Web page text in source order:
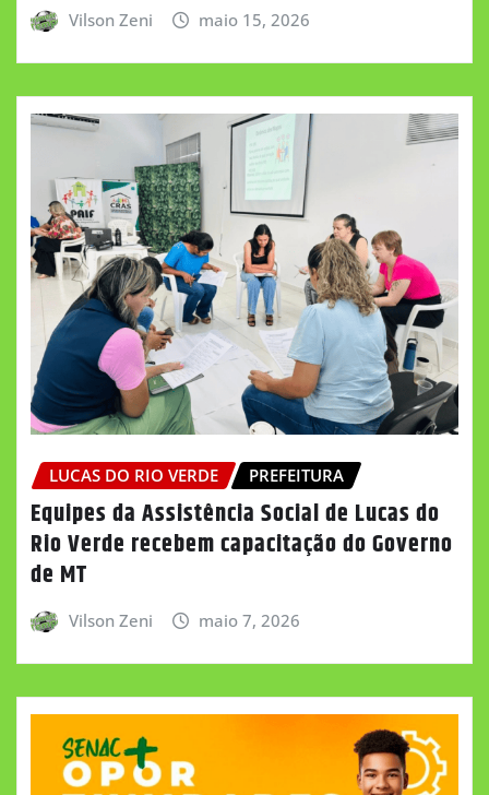
Vilson Zeni maio 15, 2026
LUCAS DO RIO VERDE PREFEITURA
Equipes da Assistência Social de Lucas do
Rio Verde recebem capacitação do Governo
de MT
Vilson Zeni maio 7, 2026